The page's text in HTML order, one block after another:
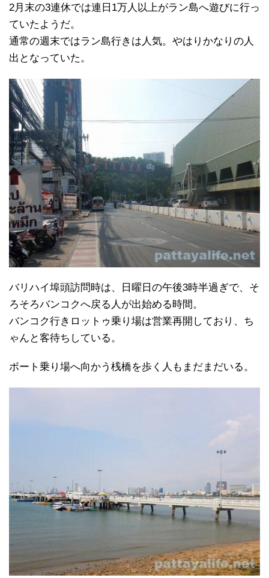
2月末の3連休では連日1万人以上がラン島へ遊びに行っ
ていたようだ。
通常の週末ではラン島行きは人気。やはりかなりの人
出となっていた。
バリハイ埠頭訪問時は、日曜日の午後3時半過ぎで、そ
ろそろバンコクへ戻る人が出始める時間。
バンコク行きロットゥ乗り場は営業再開しており、ち
ゃんと客待ちしている。
ボート乗り場へ向かう桟橋を歩く人もまだまだいる。